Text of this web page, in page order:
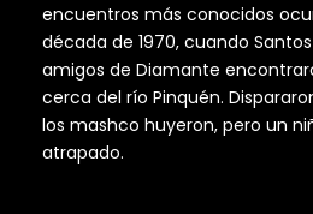
encuentros más conocidos
década de 1970, cuando
amigos de Diamante
cerca del río Pinquén.
los mashco huyeron, pero un
atrapado.